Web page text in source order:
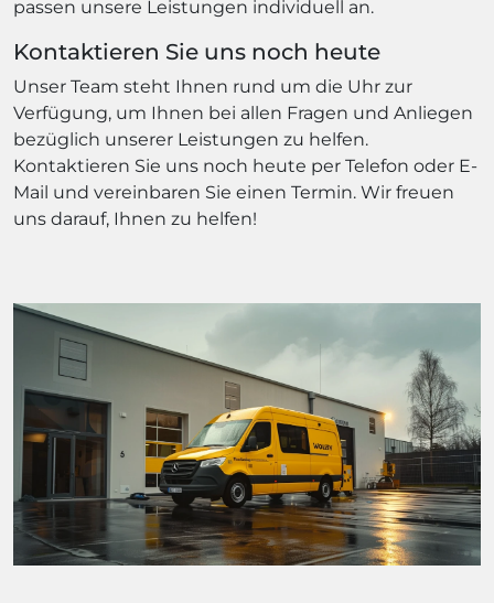
passen unsere Leistungen individuell an.
Kontaktieren Sie uns noch heute
Unser Team steht Ihnen rund um die Uhr zur
Verfügung, um Ihnen bei allen Fragen und Anliegen
bezüglich unserer Leistungen zu helfen.
Kontaktieren Sie uns noch heute per Telefon oder E-
Mail und vereinbaren Sie einen Termin. Wir freuen
uns darauf, Ihnen zu helfen!